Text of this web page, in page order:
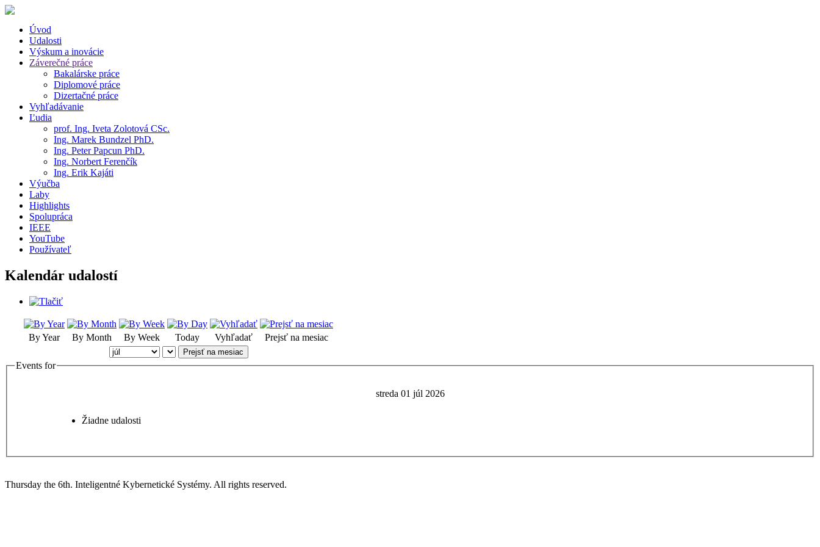
Úvod
Udalosti
Výskum a inovácie
Záverečné práce
Bakalárske práce
Diplomové práce
Dizertačné práce
Vyhľadávanie
Ľudia
prof. Ing. Iveta Zolotová CSc.
Ing. Marek Bundzel PhD.
Ing. Peter Papcun PhD.
Ing. Norbert Ferenčík
Ing. Erik Kajáti
Výučba
Laby
Highlights
Spolupráca
IEEE
YouTube
Používateľ
Kalendár udalostí
By Year By Month By Week Today Vyhľadať Prejsť na mesiac
Prejsť na mesiac
Events for
streda 01 júl 2026
Žiadne udalosti
Thursday the 6th. Inteligentné Kybernetické Systémy. All rights reserved.